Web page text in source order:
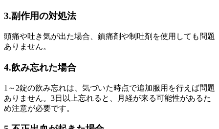
3.副作用の対処法
頭痛や吐き気が出た場合、鎮痛剤や制吐剤を使用しても問題
ありません。
4.飲み忘れた場合
1～2錠の飲み忘れは、気づいた時点で追加服用を行えば問題
ありません。3日以上忘れると、月経が来る可能性があるた
め注意が必要です。